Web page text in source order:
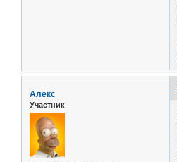
Алекс
Участник